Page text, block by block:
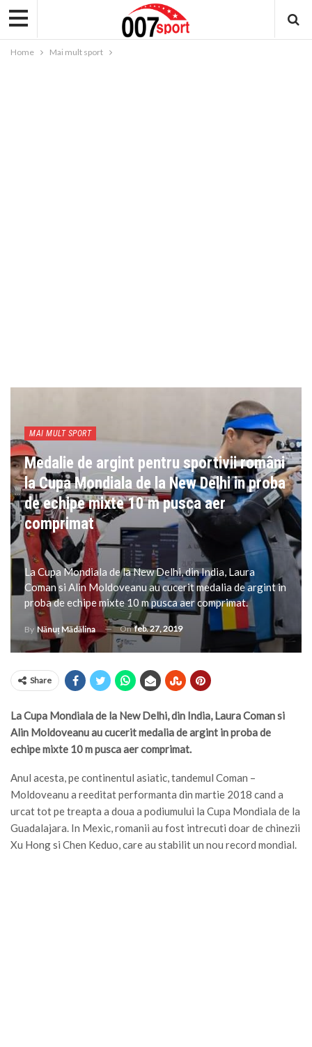
Home Mai mult sport
MAI MULT SPORT
Medalie de argint pentru sportivii români
la Cupa Mondiala de la New Delhi in proba
de echipe mixte 10 m pusca aer
comprimat
La Cupa Mondiala de la New Delhi, din India, Laura
Coman si Alin Moldoveanu au cucerit medalia de argint in
proba de echipe mixte 10 m pusca aer comprimat.
By Nănuț Mădălina Onfeb. 27, 2019
Share
La Cupa Mondiala de la New Delhi, din India, Laura Coman si
Alin Moldoveanu au cucerit medalia de argint in proba de
echipe mixte 10 m pusca aer comprimat.
Anul acesta, pe continentul asiatic, tandemul Coman –
Moldoveanu a reeditat performanta din martie 2018 cand a
urcat tot pe treapta a doua a podiumului la Cupa Mondiala de la
Guadalajara. In Mexic, romanii au fost intrecuti doar de chinezii
Xu Hong si Chen Keduo, care au stabilit un nou record mondial.